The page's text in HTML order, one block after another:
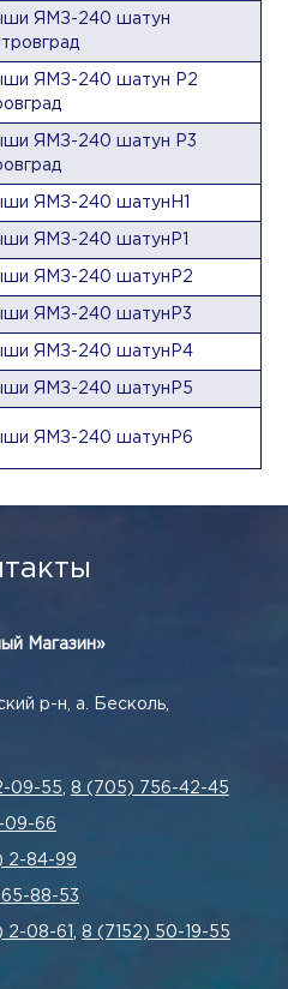
ЯМЗ-240 шатун
ЯМЗ-240 шатун Р2
ЯМЗ-240 шатун Р3
ЯМЗ-240 шатунН1
ЯМЗ-240 шатунР1
ЯМЗ-240 шатунР2
ЯМЗ-240 шатунР3
ЯМЗ-240 шатунР4
ЯМЗ-240 шатунР5
ЯМЗ-240 шатунР6
Магазин»
р-н, а. Бесколь,
09-55 8 (705) 756-42-45
09-66
2-84-99
88-53
2-08-61 8 (7152) 50-19-55